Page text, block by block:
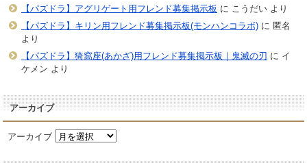
【パズドラ】アグリゲート用フレンド募集掲示板 に こうだいより
【パズドラ】キリン用フレンド募集掲示板(モンハンコラボ)に 匿名
より
【パズドラ】猗窩座(あかざ)用フレンド募集掲示板｜鬼滅の刃 に イ
ケメン より
アーカイブ
アーカイブ